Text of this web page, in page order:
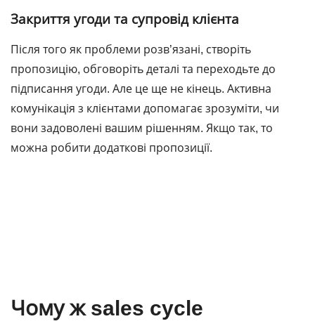
Закриття угоди та супровід клієнта
Після того як проблеми розв’язані, створіть
пропозицію, обговоріть деталі та переходьте до
підписання угоди. Але це ще не кінець. Активна
комунікація з клієнтами допомагає зрозуміти, чи
вони задоволені вашим рішенням. Якщо так, то
можна робити додаткові пропозиції.
Чому ж sales cycle